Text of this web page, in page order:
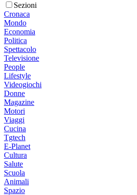
Sezioni
Cronaca
Mondo
Economia
Politica
Spettacolo
Televisione
People
Lifestyle
Videogiochi
Donne
Magazine
Motori
Viaggi
Cucina
Tgtech
E-Planet
Cultura
Salute
Scuola
Animali
Spazio